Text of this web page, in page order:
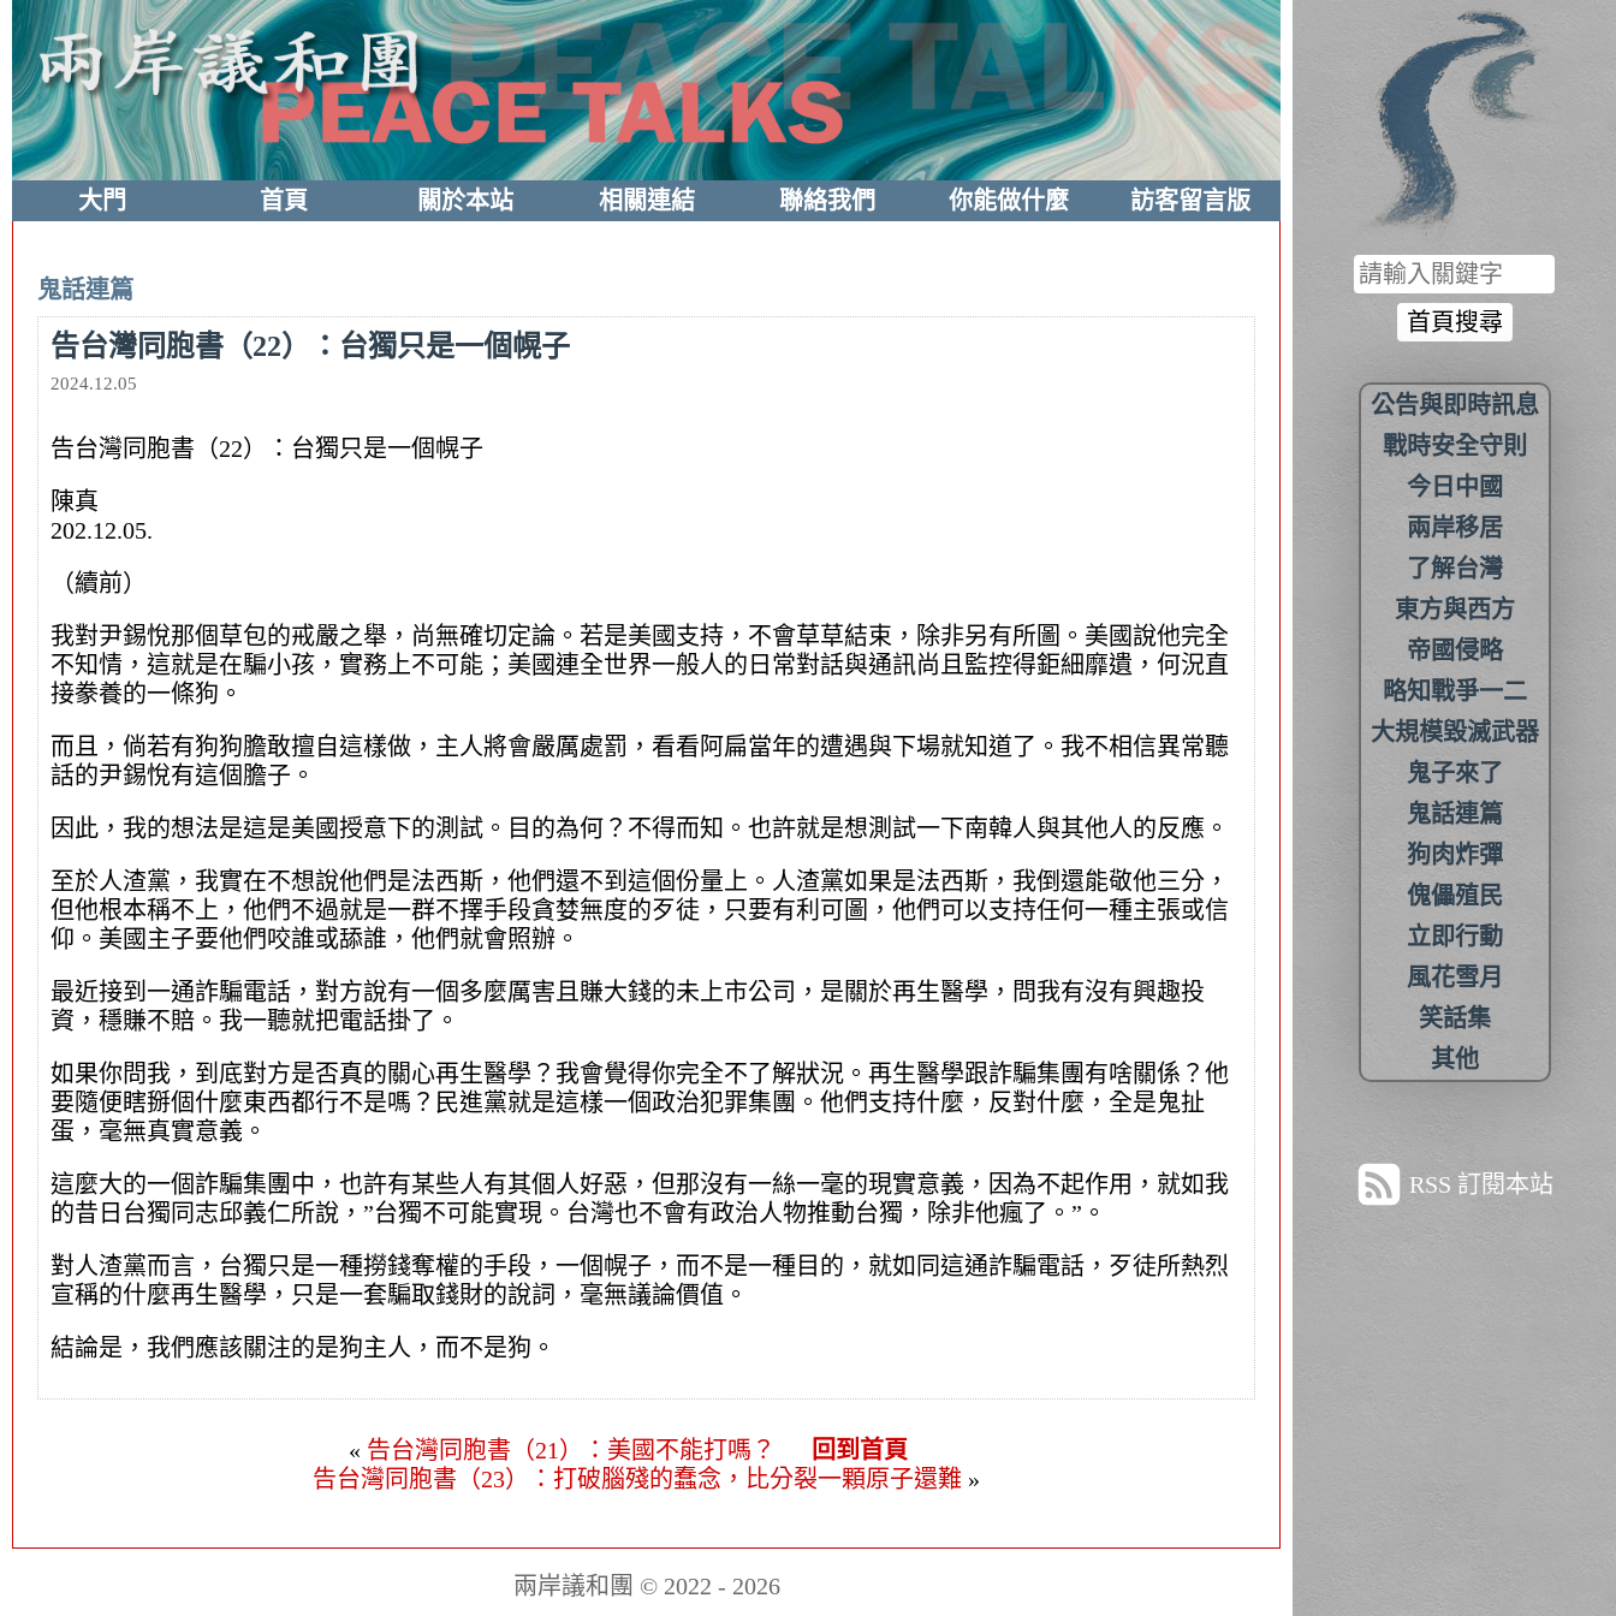
大門 首頁 關於本站 相關連結 聯絡我們 你能做什麼 訪客留言版
鬼話連篇
告台灣同胞書（22）：台獨只是一個幌子
2024.12.05
告台灣同胞書（22）：台獨只是一個幌子
陳真
202.12.05.
（續前）
我對尹錫悅那個草包的戒嚴之舉，尚無確切定論。若是美國支持，不會草草結束，除非另有所圖。美國說他完全
不知情，這就是在騙小孩，實務上不可能；美國連全世界一般人的日常對話與通訊尚且監控得鉅細靡遺，何況直
接豢養的一條狗。
而且，倘若有狗狗膽敢擅自這樣做，主人將會嚴厲處罰，看看阿扁當年的遭遇與下場就知道了。我不相信異常聽
話的尹錫悅有這個膽子。
因此，我的想法是這是美國授意下的測試。目的為何？不得而知。也許就是想測試一下南韓人與其他人的反應。
至於人渣黨，我實在不想說他們是法西斯，他們還不到這個份量上。人渣黨如果是法西斯，我倒還能敬他三分，
但他根本稱不上，他們不過就是一群不擇手段貪婪無度的歹徒，只要有利可圖，他們可以支持任何一種主張或信
仰。美國主子要他們咬誰或舔誰，他們就會照辦。
最近接到一通詐騙電話，對方說有一個多麼厲害且賺大錢的未上市公司，是關於再生醫學，問我有沒有興趣投
資，穩賺不賠。我一聽就把電話掛了。
如果你問我，到底對方是否真的關心再生醫學？我會覺得你完全不了解狀況。再生醫學跟詐騙集團有啥關係？他
要隨便瞎掰個什麼東西都行不是嗎？民進黨就是這樣一個政治犯罪集團。他們支持什麼，反對什麼，全是鬼扯
蛋，毫無真實意義。
這麼大的一個詐騙集團中，也許有某些人有其個人好惡，但那沒有一絲一毫的現實意義，因為不起作用，就如我
的昔日台獨同志邱義仁所說，”台獨不可能實現。台灣也不會有政治人物推動台獨，除非他瘋了。”。
對人渣黨而言，台獨只是一種撈錢奪權的手段，一個幌子，而不是一種目的，就如同這通詐騙電話，歹徒所熱烈
宣稱的什麼再生醫學，只是一套騙取錢財的說詞，毫無議論價值。
結論是，我們應該關注的是狗主人，而不是狗。
« 告台灣同胞書（21）：美國不能打嗎？
回到首頁
告台灣同胞書（23）：打破腦殘的蠢念，比分裂一顆原子還難 »
兩岸議和團 © 2022 - 2026
公告與即時訊息
戰時安全守則
今日中國
兩岸移居
了解台灣
東方與西方
帝國侵略
略知戰爭一二
大規模毀滅武器
鬼子來了
鬼話連篇
狗肉炸彈
傀儡殖民
立即行動
風花雪月
笑話集
其他
RSS 訂閱本站